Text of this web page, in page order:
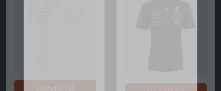
Handle nå